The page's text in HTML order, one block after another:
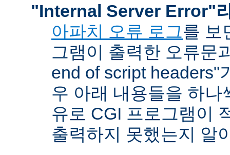
"Internal Server Error"
아파치 오류 로그를 보
그램이 출력한 오류문
end of script headers"
우 아래 내용들을 하나
유로 CGI 프로그램이
출력하지 못했는지 알